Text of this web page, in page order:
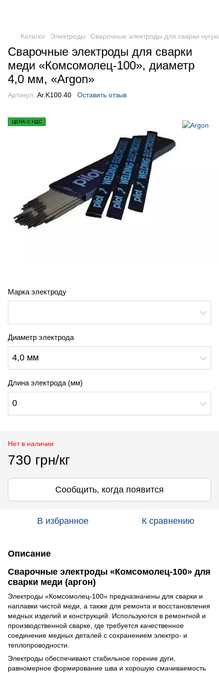
Каталог Электроды Сварочные электроды для сварки
Сварочные электроды для сварки
меди «Комсомолец-100», диаметр
4,0 мм, «Argon»
Артикул: Ar.K100.40 Оставить отзыв
ЦЕНА С НДС
Марка электроду
Диаметр электрода
4,0 мм
Длина электрода (мм)
0
Нет в наличии
730 грн/кг
Сообщить, когда появится
В избранное К сравнению
Описание
Сварочные электроды «Комсомолец-100» для
сварки меди (аргон)
Электроды «Комсомолец-100» предназначены для сварки и
наплавки чистой меди, а также для ремонта и восстановления
медных изделий и конструкций. Используются в ремонтной и
производственной сварке, где требуется качественное
соединение медных деталей с сохранением электро- и
теплопроводности.
Электроды обеспечивают стабильное горение дуги,
равномерное формирование шва и хорошую смачиваемость